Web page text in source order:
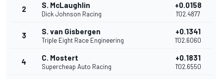
2 S. McLaughlin
Dick Johnson Racing
+0.0158
1'02.4877
3 S. van Gisbergen
Triple Eight Race Engineering
+0.1341
1'02.6060
4 C. Mostert
Supercheap Auto Racing
+0.1831
1'02.6550